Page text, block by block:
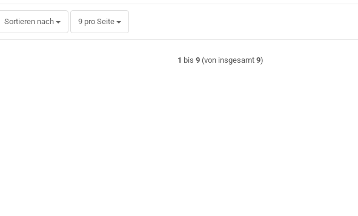
Sortieren nach
Sortieren nach 9 pro Seite
pro Seite
1 bis 9 (von insgesamt 9)